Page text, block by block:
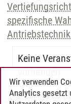
spezifische
Antriebstechnik
Keine
vorhanden
Wir verwenden
Analytics gesetzt